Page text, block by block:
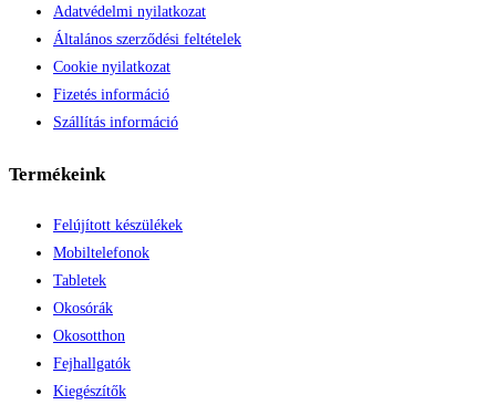
Adatvédelmi nyilatkozat
Általános szerződési feltételek
Cookie nyilatkozat
Fizetés információ
Szállítás információ
Termékeink
Felújított készülékek
Mobiltelefonok
Tabletek
Okosórák
Okosotthon
Fejhallgatók
Kiegészítők